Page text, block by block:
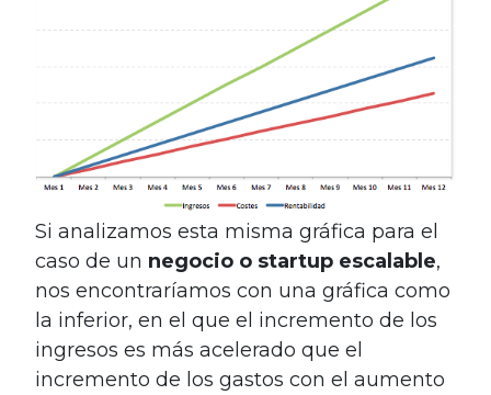
Si analizamos esta misma gráfica para el
caso de un negocio o startup escalable,
nos encontraríamos con una gráfica como
la inferior, en el que el incremento de los
ingresos es más acelerado que el
incremento de los gastos con el aumento